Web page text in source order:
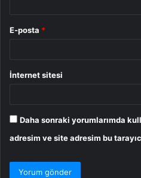
E-posta *
İnternet sitesi
Daha sonraki yorumlarımda
adresim ve site adresim bu